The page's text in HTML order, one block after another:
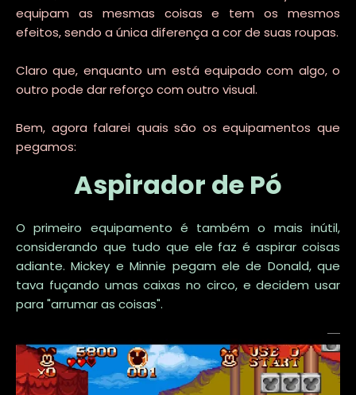
equipam as mesmas coisas e tem os mesmos
efeitos, sendo a única diferença a cor de suas roupas.
Claro que, enquanto um está equipado com algo, o
outro pode dar reforço com outro visual.
Bem, agora falarei quais são os equipamentos que
pegamos:
Aspirador de Pó
O primeiro equipamento é também o mais inútil,
considerando que tudo que ele faz é aspirar coisas
adiante. Mickey e Minnie pegam ele de Donald, que
tava fuçando umas caixas no circo, e decidem usar
para "arrumar as coisas".